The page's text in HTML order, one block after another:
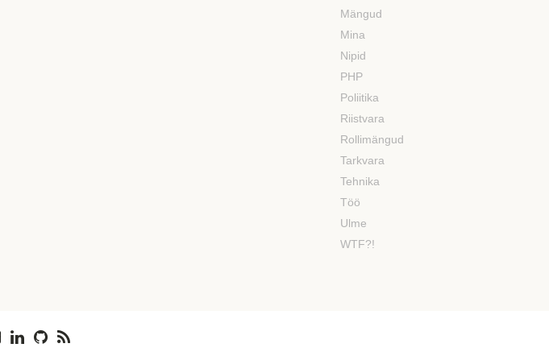
Mängud
Mina
Nipid
PHP
Poliitika
Riistvara
Rollimängud
Tarkvara
Tehnika
Töö
Ulme
WTF?!